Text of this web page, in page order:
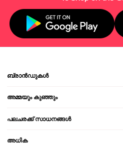
ബ്രാൻഡുകൾ
അമ്മയും കുഞ്ഞും
പലചരക്ക് സാധനങ്ങൾ
അധിക